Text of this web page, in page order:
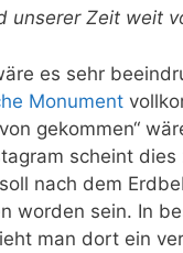
unserer Zeit weit
es sehr
Monument
gekommen“
scheint
nach dem
worden sein. In
man dort ein